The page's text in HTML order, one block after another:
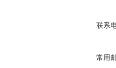
联系
常用